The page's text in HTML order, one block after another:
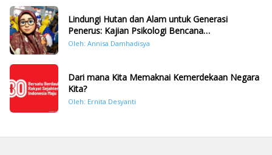
Lindungi Hutan dan Alam untuk Generasi
Penerus: Kajian Psikologi Bencana
Hidrometeorologi di Sumatera Pasca Tragedi
Oleh: Annisa Damhadisya
Dari mana Kita Memaknai Kemerdekaan Negara
Kita?
Oleh: Ernita Desyanti